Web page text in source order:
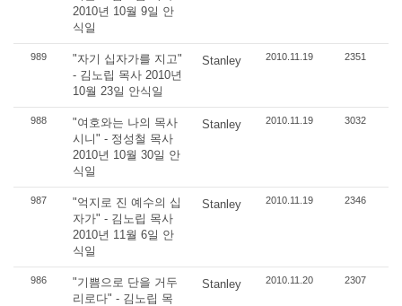
2010년 10월 9일 안
식일
989
"자기 십자가를 지고"
- 김노립 목사 2010년
10월 23일 안식일
Stanley 2010.11.19 2351
988
"여호와는 나의 목사
시니" - 정성철 목사
2010년 10월 30일 안
식일
Stanley 2010.11.19 3032
987
"억지로 진 예수의 십
자가" - 김노립 목사
2010년 11월 6일 안
식일
Stanley 2010.11.19 2346
986
"기쁨으로 단을 거두
리로다" - 김노립 목
Stanley 2010.11.20 2307